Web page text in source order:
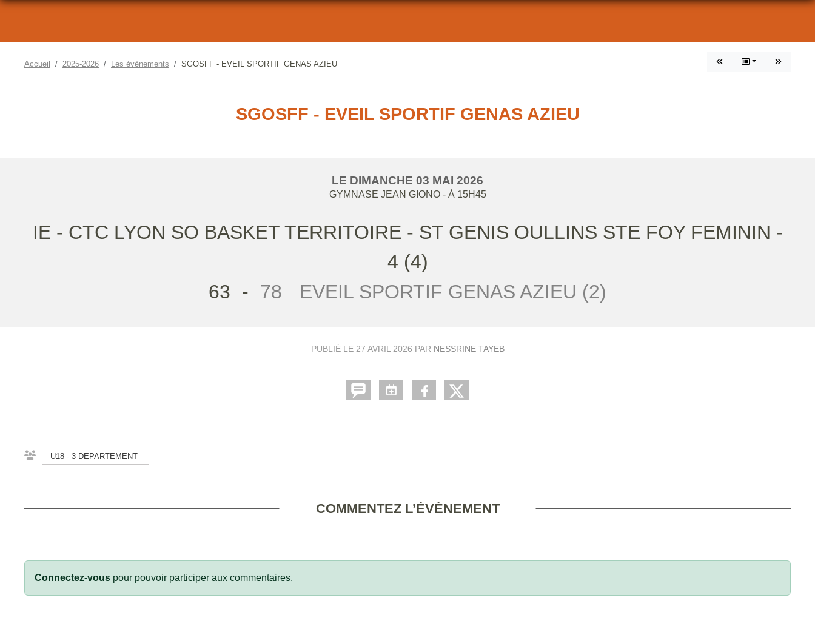
Accueil 2025-2026 Les évènements SGOSFF - EVEIL SPORTIF GENAS AZIEU
SGOSFF - EVEIL SPORTIF GENAS AZIEU
LE DIMANCHE 03 MAI 2026
GYMNASE JEAN GIONO - À 15H45
IE - CTC LYON SO BASKET TERRITOIRE - ST GENIS OULLINS STE FOY FEMININ -
4 (4)
63 - 78 EVEIL SPORTIF GENAS AZIEU (2)
PUBLIÉ LE 27 AVRIL 2026 PAR NESSRINE TAYEB
U18 - 3 DEPARTEMENT
COMMENTEZ L’ÉVÈNEMENT
Connectez-vous pour pouvoir participer aux commentaires.